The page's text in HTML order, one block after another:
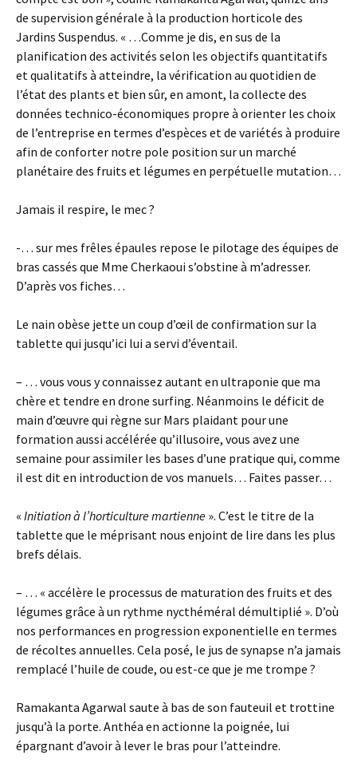
de supervision générale à la production horticole des
Jardins Suspendus. « …Comme je dis, en sus de la
planification des activités selon les objectifs quantitatifs
et qualitatifs à atteindre, la vérification au quotidien de
l’état des plants et bien sûr, en amont, la collecte des
données technico-économiques propre à orienter les choix
de l’entreprise en termes d’espèces et de variétés à produire
afin de conforter notre pole position sur un marché
planétaire des fruits et légumes en perpétuelle mutation…
Jamais il respire, le mec ?
-… sur mes frêles épaules repose le pilotage des équipes de
bras cassés que Mme Cherkaoui s’obstine à m’adresser.
D’après vos fiches…
Le nain obèse jette un coup d’œil de confirmation sur la
tablette qui jusqu’ici lui a servi d’éventail.
– … vous vous y connaissez autant en ultraponie que ma
chère et tendre en drone surfing. Néanmoins le déficit de
main d’œuvre qui règne sur Mars plaidant pour une
formation aussi accélérée qu’illusoire, vous avez une
semaine pour assimiler les bases d’une pratique qui, comme
il est dit en introduction de vos manuels… Faites passer…
« Initiation à l’horticulture martienne ». C’est le titre de la
tablette que le méprisant nous enjoint de lire dans les plus
brefs délais.
– … « accélère le processus de maturation des fruits et des
légumes grâce à un rythme nycthéméral démultiplié ». D’où
nos performances en progression exponentielle en termes
de récoltes annuelles. Cela posé, le jus de synapse n’a jamais
remplacé l’huile de coude, ou est-ce que je me trompe ?
Ramakanta Agarwal saute à bas de son fauteuil et trottine
jusqu’à la porte. Anthéa en actionne la poignée, lui
épargnant d’avoir à lever le bras pour l’atteindre.